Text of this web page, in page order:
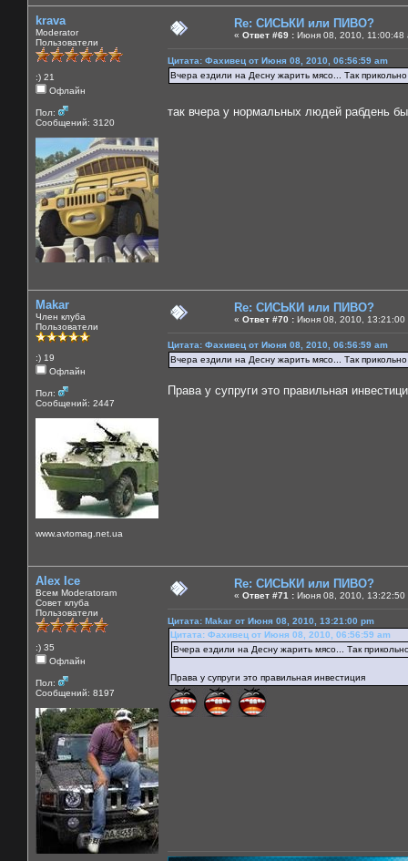
krava
Moderator
Пользователи
:) 21
Офлайн
Пол:
Сообщений: 3120
Re: СИСЬКИ или ПИВО?
« Ответ #69 : Июня 08, 2010, 11:00:48
Цитата: Фахивец от Июня 08, 2010, 06:56:59 am
Вчера ездили на Десну жарить мясо... Так
так вчера у нормальных людей рабдень
Makar
Член клуба
Пользователи
:) 19
Офлайн
Пол:
Сообщений: 2447
www.avtomag.net.ua
Re: СИСЬКИ или ПИВО?
« Ответ #70 : Июня 08, 2010, 13:21:00
Цитата: Фахивец от Июня 08, 2010, 06:56:59 am
Вчера ездили на Десну жарить мясо... Так
Права у супруги это правильная
Alex Ice
Всем Moderatoram
Совет клуба
Пользователи
:) 35
Офлайн
Пол:
Сообщений: 8197
Re: СИСЬКИ или ПИВО?
« Ответ #71 : Июня 08, 2010, 13:22:50
Цитата: Makar от Июня 08, 2010, 13:21:00 pm
Цитата: Фахивец от Июня 08, 2010, 06:56:59 am
Вчера ездили на Десну жарить мясо... Так
Права у супруги это правильная инвестиция